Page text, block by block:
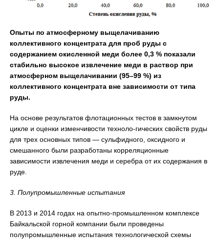
Опыты по атмосферному выщелачиванию
коллективного концентрата для проб руды с
содержанием окисленной меди более 0,3 % показали
стабильно высокое извлечение меди в раствор при
атмосферном выщелачивании (95–99 %) из
коллективного концентрата вне зависимости от типа
руды.
На основе результатов флотационных тестов в замкнутом
цикле и оценки изменчивости техноло-гических свойств руды
для трех основных типов — сульфидного, оксидного и
смешанного были разработаны корреляционные
зависимости извлечения меди и серебра от их содержания в
руде.
3. Полупромышленные испытания
В 2013 и 2014 годах на опытно-промышленном комплексе
Байкальской горной компании были проведены
полупромышленные испытания технологической схемы